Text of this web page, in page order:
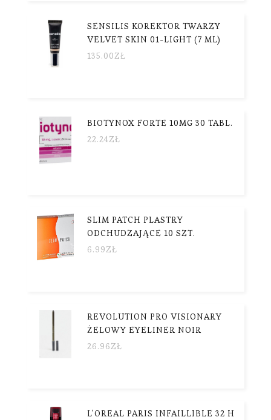
SENSILIS KOREKTOR TWARZY
VELVET SKIN 01-LIGHT (7 ML)
135.00ZŁ
BIOTYNOX FORTE 10MG 30 TABL.
22.24ZŁ
SLIM PATCH PLASTRY
ODCHUDZAJĄCE 10 SZT.
6.99ZŁ
REVOLUTION PRO VISIONARY
ŻELOWY EYELINER NOIR
26.96ZŁ
L'OREAL PARIS INFAILLIBLE 32 H